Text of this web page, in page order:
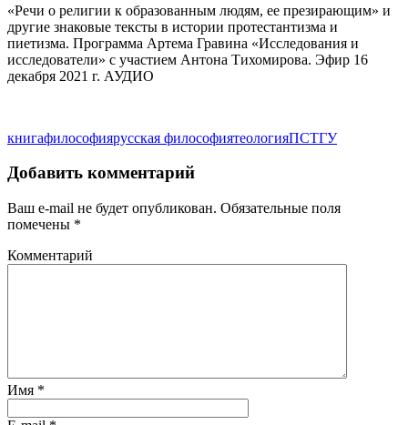
«Речи о религии к образованным людям, ее презирающим» и
другие знаковые тексты в истории протестантизма и
пиетизма. Программа Артема Гравина «Исследования и
исследователи» с участием Антона Тихомирова. Эфир 16
декабря 2021 г. АУДИО
книгафилософиярусская философиятеологияПСТГУ
Добавить комментарий
Ваш e-mail не будет опубликован. Обязательные поля
помечены *
Комментарий
Имя *